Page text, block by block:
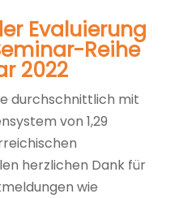
Evaluierung
Reihe
2022
durchschnittlich mit
von 1,29
herzlichen Dank für
wie